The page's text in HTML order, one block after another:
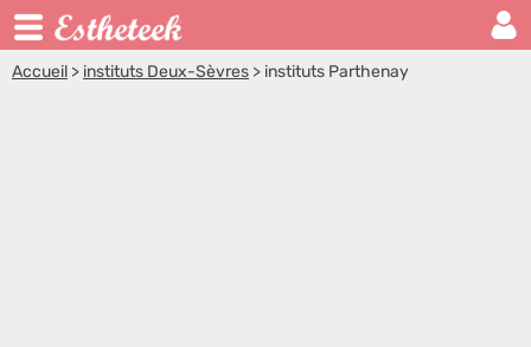
Accueil > instituts Deux-Sèvres > instituts Parthenay